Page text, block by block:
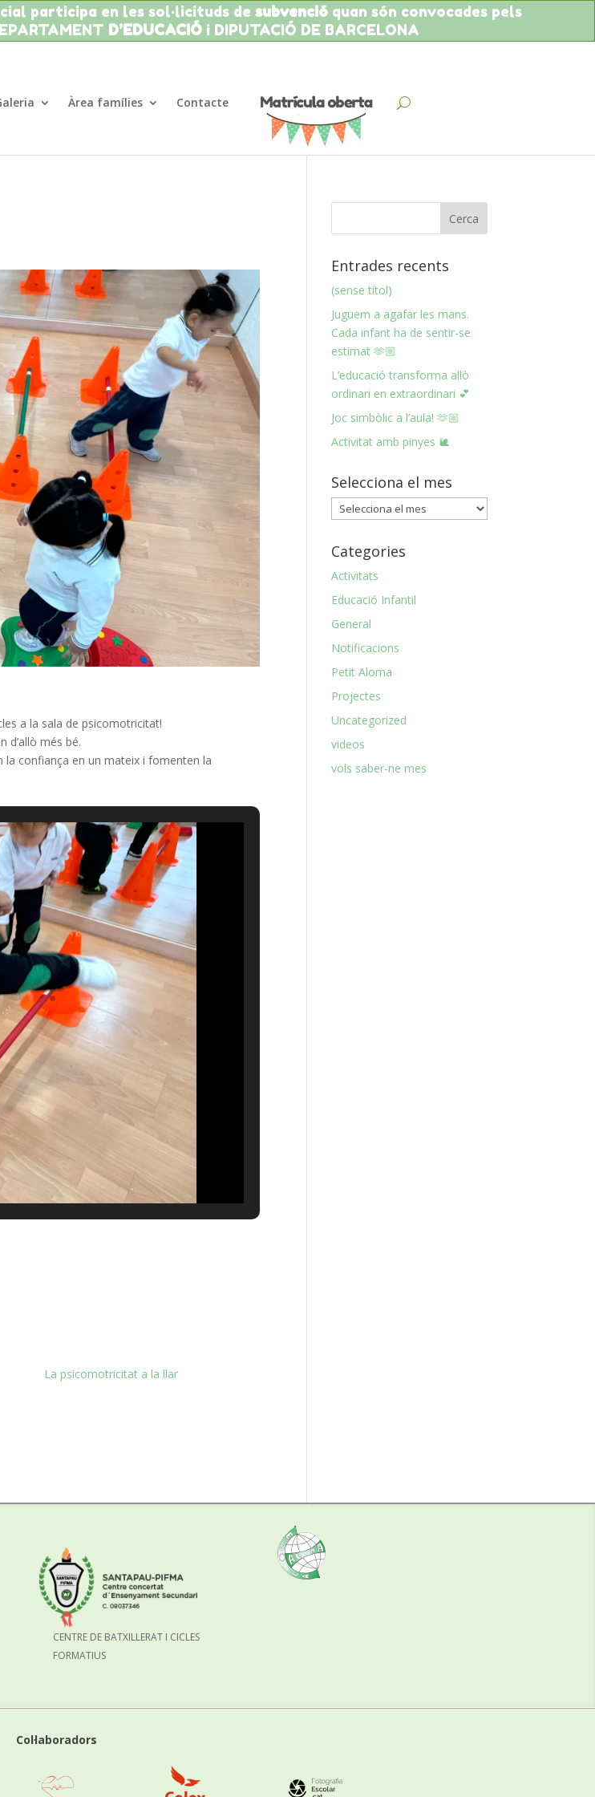
participa en les sol·licituds de subvencióquan són convocades pels
D’EDUCACIÓ i DIPUTACIÓ DE BARCELONA
Àrea famílies Contacte
a la sala de psicomotricitat!
d’allò més bé.
confiança en un mateix i fomenten la
La psicomotricitat a la llar
Entrades recents
(sense títol)
Juguem a agafar les mans.
Cada infant ha de sentir-se
estimat 🫶🏼
L’educació transforma allò
ordinari en extraordinari 💕
Joc simbòlic a l’aula! 🫶🏼
Activitat amb pinyes 🐌
Selecciona el mes
Selecciona
el
mes
Categories
Activitats
Educació Infantil
General
Notificacions
Petit Aloma
Projectes
Uncategorized
videos
vols saber-ne mes
CENTRE DE BATXILLERAT I CICLES
FORMATIUS
Col·laboradors